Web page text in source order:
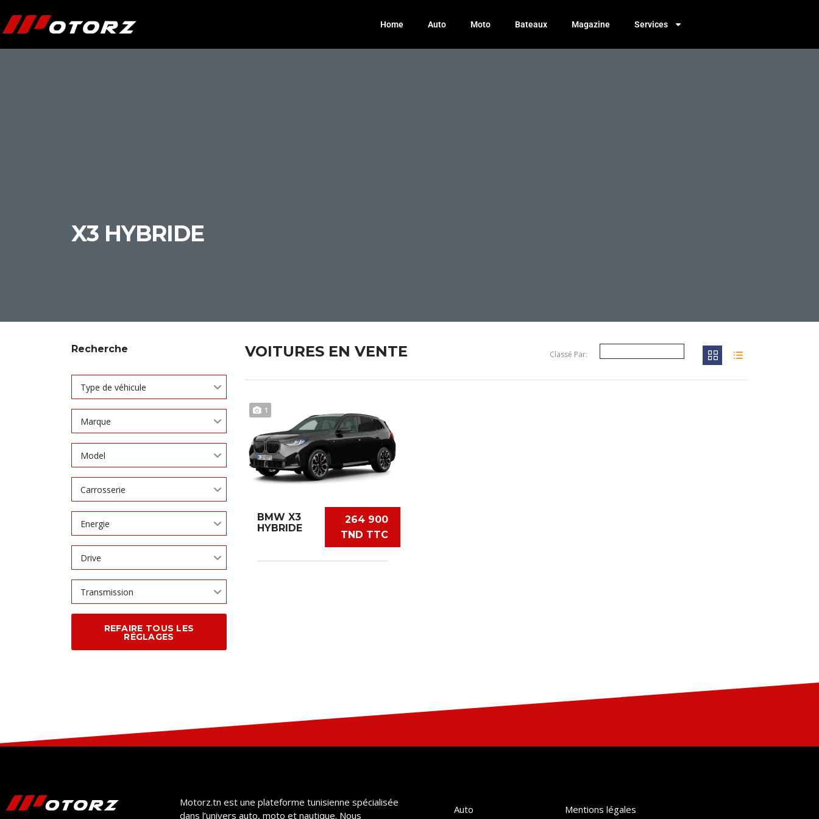
Home Auto Moto Bateaux Magazine Services
X3 HYBRIDE
Recherche
Type de véhicule
Marque
Model
Carrosserie
Energie
Drive
Transmission
REFAIRE TOUS LES
RÉGLAGES
VOITURES EN VENTE Classé Par:
1
264 900
TND TTC
BMW X3
HYBRIDE
Motorz.tn est une plateforme tunisienne spécialisée
dans l’univers auto, moto et nautique. Nous
Auto Mentions légales